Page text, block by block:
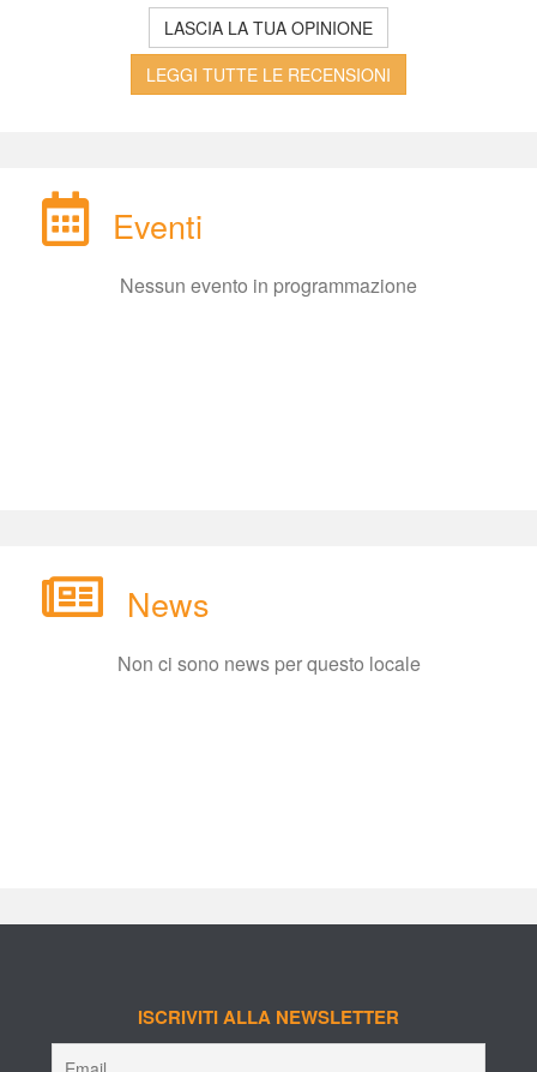
LASCIA LA TUA OPINIONE
LEGGI TUTTE LE RECENSIONI
Eventi
Nessun evento in programmazione
New
Non ci sono news per questo locale
ISCRIVITI ALLA NEWSLETTER